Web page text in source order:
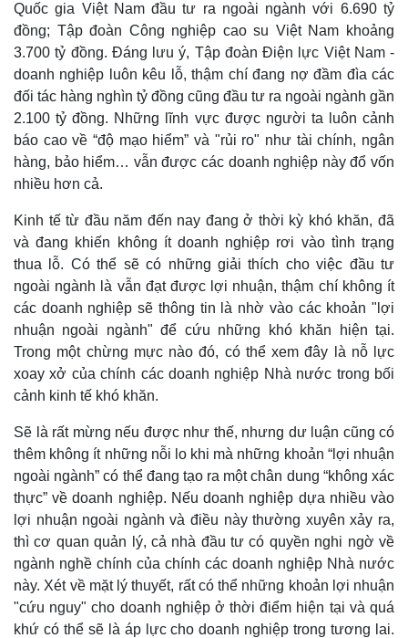
Kinh tế
Bất động sản
Khởi nghiệp
Thị trường
Giá vàng
Tiêu dùng
Tỷ giá
Chứng khoán
Giá cà phê
Pháp luật
Vụ án
Tin nóng
Tư vấn luật
Quân sự - Quốc phòng
Vũ khí
Việt Nam
Phân tích
Quốc gia Việt Nam đầu tư ra ngoài ngành với 6.690 tỷ
đồng; Tập đoàn Công nghiệp cao su Việt Nam khoảng
3.700 tỷ đồng. Đáng lưu ý, Tập đoàn Điện lực Việt Nam -
doanh nghiệp luôn kêu lỗ, thậm chí đang nợ đầm đìa các
đối tác hàng nghìn tỷ đồng cũng đầu tư ra ngoài ngành gần
2.100 tỷ đồng. Những lĩnh vực được người ta luôn cảnh
báo cao về “độ mạo hiểm” và "rủi ro" như tài chính, ngân
hàng, bảo hiểm… vẫn được các doanh nghiệp này đổ vốn
nhiều hơn cả.
Kinh tế từ đầu năm đến nay đang ở thời kỳ khó khăn, đã
và đang khiến không ít doanh nghiệp rơi vào tình trạng
thua lỗ. Có thể sẽ có những giải thích cho việc đầu tư
ngoài ngành là vẫn đạt được lợi nhuận, thậm chí không ít
các doanh nghiệp sẽ thông tin là nhờ vào các khoản "lợi
nhuận ngoài ngành" để cứu những khó khăn hiện tại.
Trong một chừng mực nào đó, có thể xem đây là nỗ lực
xoay xở của chính các doanh nghiệp Nhà nước trong bối
cảnh kinh tế khó khăn.
Sẽ là rất mừng nếu được như thế, nhưng dư luận cũng có
thêm không ít những nỗi lo khi mà những khoản “lợi nhuận
ngoài ngành” có thể đang tạo ra một chân dung “không xác
thực” về doanh nghiệp. Nếu doanh nghiệp dựa nhiều vào
lợi nhuận ngoài ngành và điều này thường xuyên xảy ra,
thì cơ quan quản lý, cả nhà đầu tư có quyền nghi ngờ về
ngành nghề chính của chính các doanh nghiệp Nhà nước
này. Xét về mặt lý thuyết, rất có thể những khoản lợi nhuận
"cứu nguy" cho doanh nghiệp ở thời điểm hiện tại và quá
khứ có thể sẽ là áp lực cho doanh nghiệp trong tương lai.